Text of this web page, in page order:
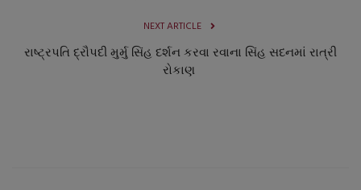
NEXT ARTICLE
રાષ્ટ્રપતિ દ્રૌપદી મુર્મુ સિંહ દર્શન કરવા રવાના સિંહ સદનમાં રાત્રી
રોકાણ